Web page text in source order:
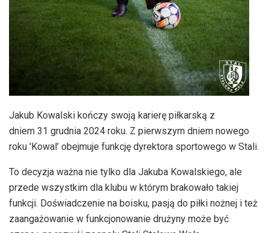
Jakub Kowalski kończy swoją karierę piłkarską z
dniem 31 grudnia 2024 roku. Z pierwszym dniem nowego
roku 'Kowal’ obejmuje funkcję dyrektora sportowego w Stali.
To decyzja ważna nie tylko dla Jakuba Kowalskiego, ale
przede wszystkim dla klubu w którym brakowało takiej
funkcji. Doświadczenie na boisku, pasją do piłki nożnej i też
zaangażowanie w funkcjonowanie drużyny może być